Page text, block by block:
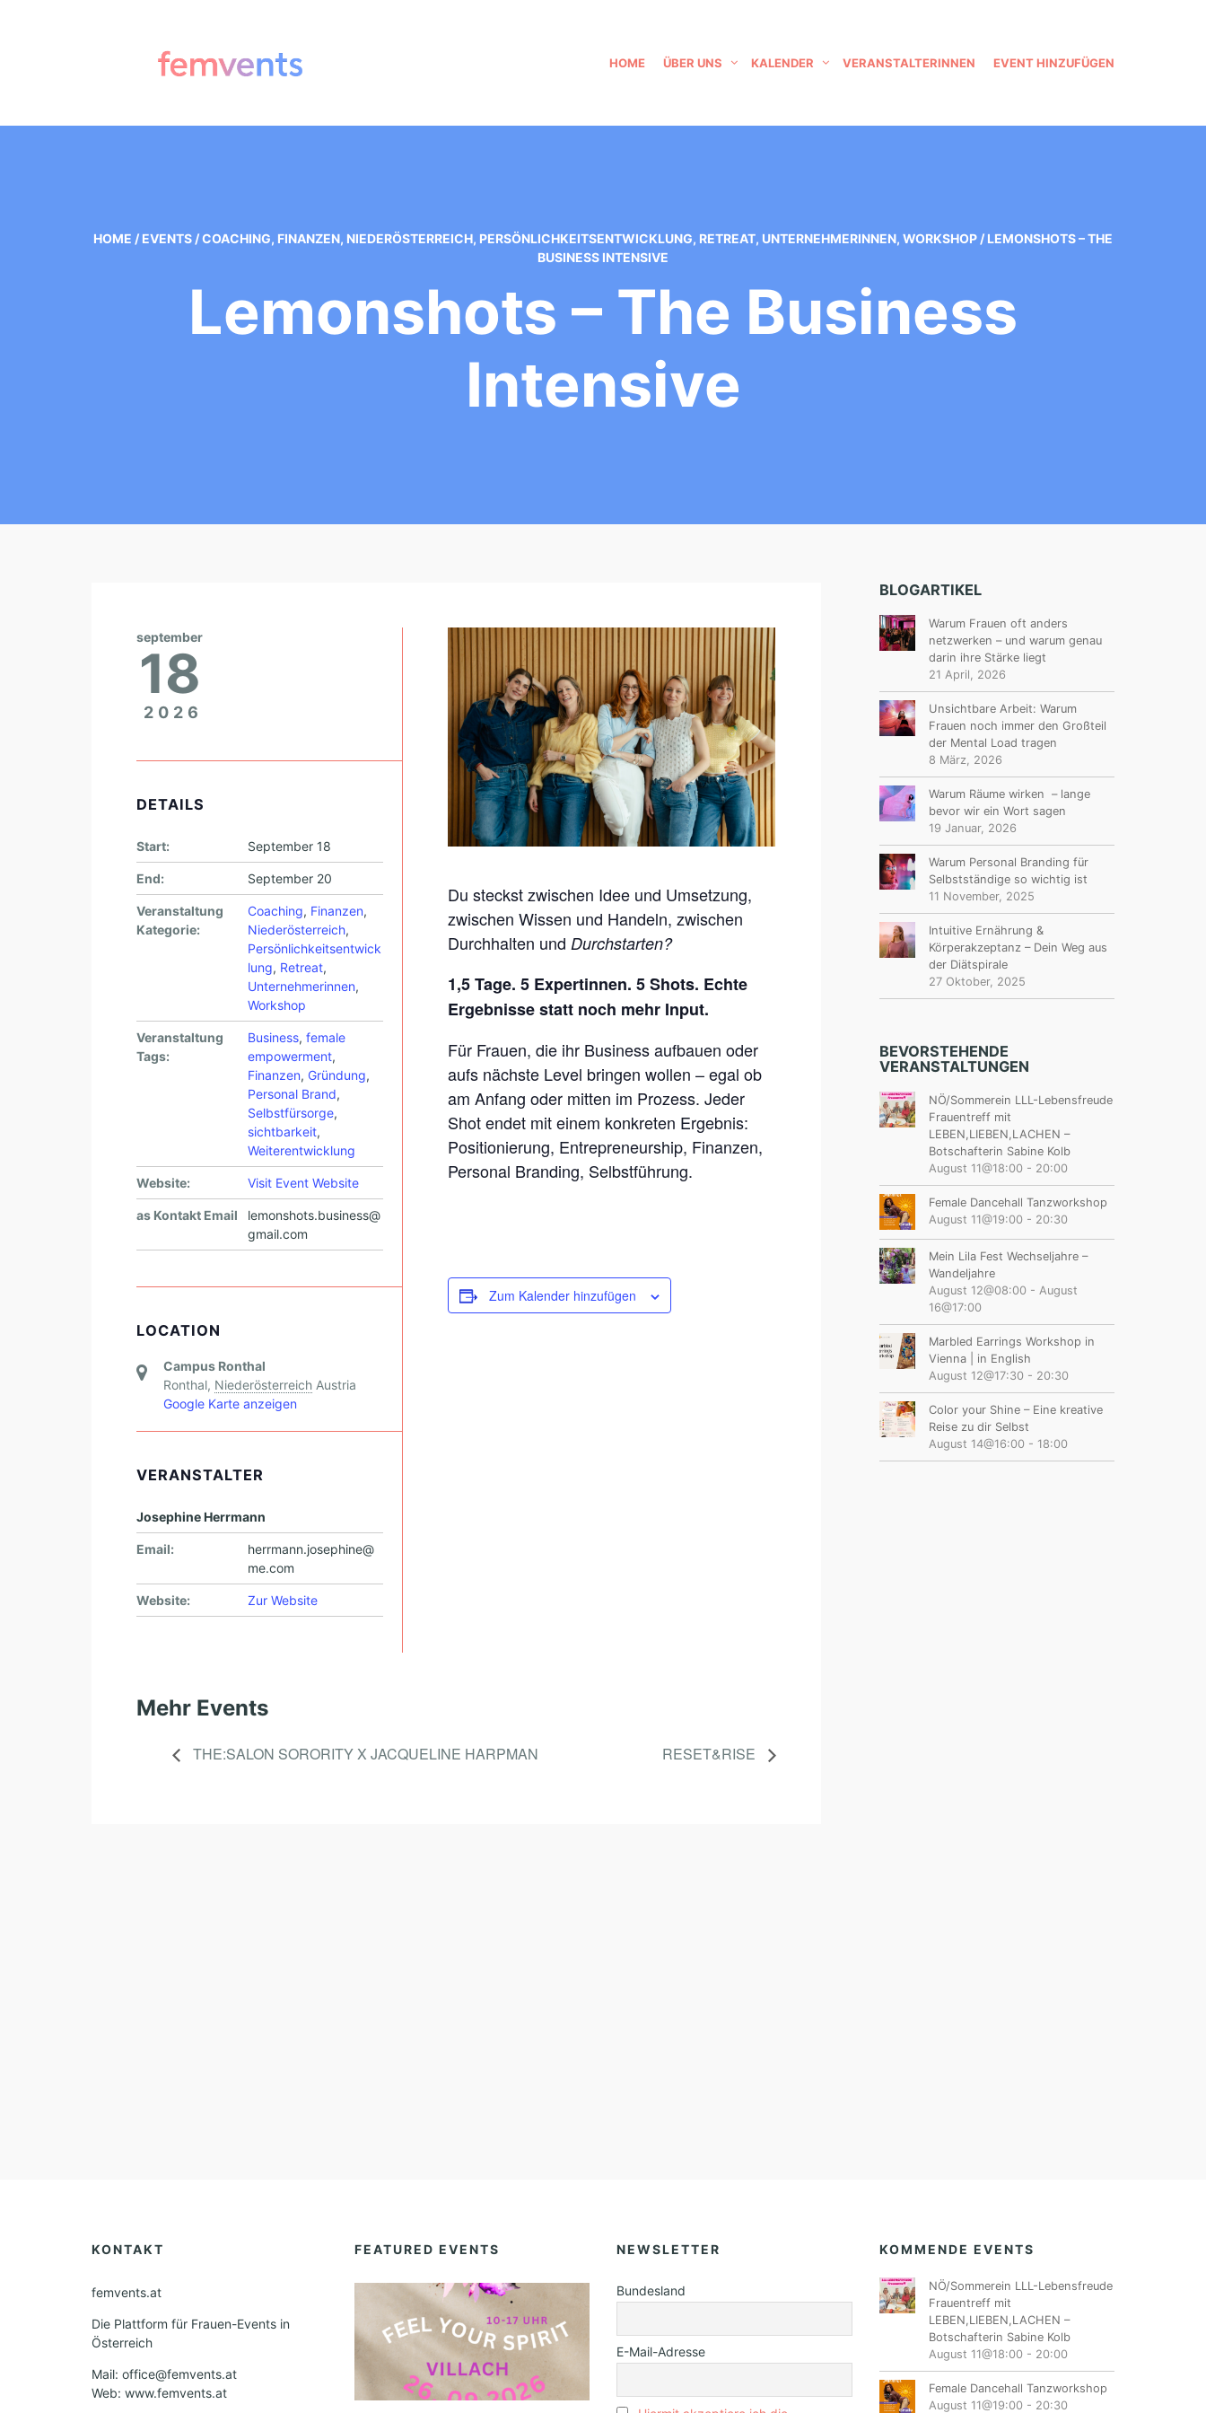
HOME ÜBER UNS KALENDER VERANSTALTERINNEN EVENT HINZUFÜGEN
HOME / EVENTS /COACHING, FINANZEN, NIEDERÖSTERREICH, PERSÖNLICHKEITSENTWICKLUNG, RETREAT, UNTERNEHMERINNEN, WORKSHOP / LEMONSHOTS – THE
BUSINESS INTENSIVE
Lemonshots – The Business
Intensive
L
M
O
N
O
T
S
–
T
E
B
U
S
I
N
E
S
T
E
Du steckst zwischen Idee und Umsetzung,
zwischen Wissen und Handeln, zwischen
Durchhalten und Durchstarten?
1,5 Tage. 5 Expertinnen. 5 Shots. Echte
Ergebnisse statt noch mehr Input.
Für Frauen, die ihr Business aufbauen oder
aufs nächste Level bringen wollen – egal ob
am Anfang oder mitten im Prozess. Jeder
Shot endet mit einem konkreten Ergebnis:
Positionierung, Entrepreneurship, Finanzen,
Personal Branding, Selbstführung.
Zum Kalender hinzufügen
september
18
2026
DETAILS
Start: September 18
End: September 20
Veranstaltung
Kategorie:
Coaching, Finanzen,
Niederösterreich,
Persönlichkeitsentwick
lung, Retreat,
Unternehmerinnen,
Workshop
Veranstaltung
Tags:
Business, female
empowerment,
Finanzen, Gründung,
Personal Brand,
Selbstfürsorge,
sichtbarkeit,
Weiterentwicklung
Website: Visit Event Website
as Kontakt Email
lemonshots.business@
gmail.com
LOCATION
Campus Ronthal
Ronthal, Niederösterreich Austria
Google Karte anzeigen
VERANSTALTER
Josephine Herrmann
Email:
herrmann.josephine@
me.com
Website: Zur Website
Mehr Events
THE:SALON SORORITY X JACQUELINE HARPMAN RESET&RISE
BLOGARTIKEL
Warum Frauen oft anders
netzwerken – und warum genau
darin ihre Stärke liegt
21 April, 2026
Unsichtbare Arbeit: Warum
Frauen noch immer den Großteil
der Mental Load tragen
8 März, 2026
Warum Räume wirken – lange
bevor wir ein Wort sagen
19 Januar, 2026
Warum Personal Branding für
Selbstständige so wichtig ist
11 November, 2025
Intuitive Ernährung &
Körperakzeptanz – Dein Weg aus
der Diätspirale
27 Oktober, 2025
BEVORSTEHENDE
VERANSTALTUNGEN
NÖ/Sommerein LLL-Lebensfreude
Frauentreff mit
LEBEN,LIEBEN,LACHEN –
Botschafterin Sabine Kolb
August 11@18:00- 20:00
Female Dancehall Tanzworkshop
August 11@19:00- 20:30
Mein Lila Fest Wechseljahre –
Wandeljahre
August 12@08:00- August
16@17:00
Marbled Earrings Workshop in
Vienna | in English
August 12@17:30- 20:30
Color your Shine – Eine kreative
Reise zu dir Selbst
August 14@16:00- 18:00
KONTAKT
femvents.at
Die Plattform für Frauen-Events in
Österreich
Mail: office@femvents.at
Web: www.femvents.at
FEATURED EVENTS NEWSLETTER
Bundesland
E-Mail-Adresse
KOMMENDE EVENTS
NÖ/Sommerein LLL-Lebensfreude
Frauentreff mit
LEBEN,LIEBEN,LACHEN –
Botschafterin Sabine Kolb
August 11@18:00- 20:00
Female Dancehall Tanzworkshop
August 11@19:00- 20:30